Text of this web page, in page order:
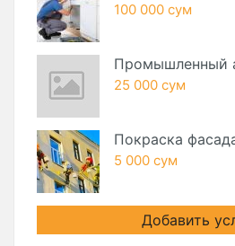
100 000 сум
Промышленный
25 000 сум
Покраска
5 000 сум
Добавить